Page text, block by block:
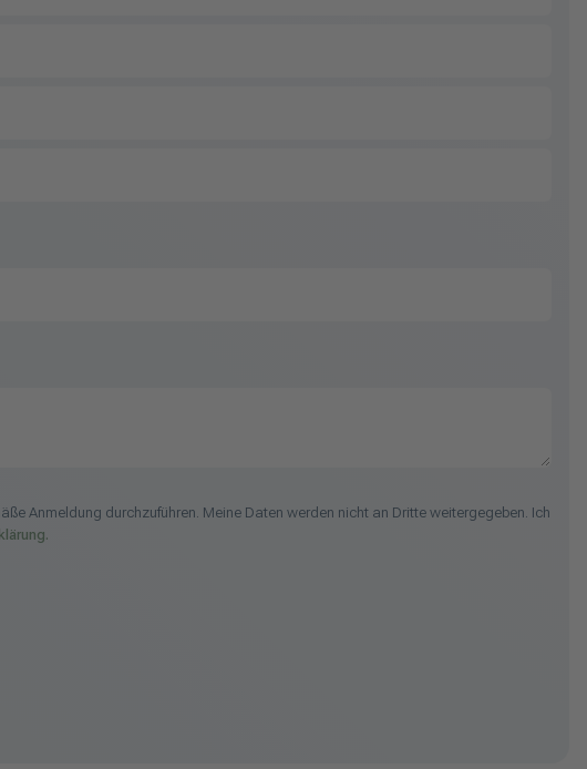
Anmeldung durchzuführen. Meine Daten werden nicht an Dritte weitergegeben. Ich